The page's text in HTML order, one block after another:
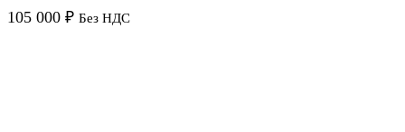
105 000 ₽ Без НДС